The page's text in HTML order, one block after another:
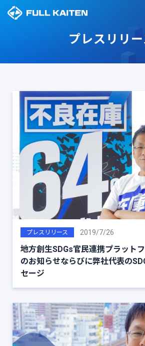
プレスリリ
プレスリリース 2019/7/26
地方創生SDGs官民連携プラット
のお知らせならびに弊社代表の
セージ